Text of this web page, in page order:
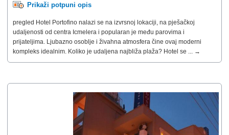
Prikaži potpuni opis
pregled Hotel Portofino nalazi se na izvrsnoj lokaciji, na pješačkoj
udaljenosti od centra Icmelera i popularan je među parovima i
prijateljima. Ljubazno osoblje i živahna atmosfera čine ovaj moderni
kompleks idealnim. Koliko je udaljena najbliža plaža? Hotel se ... →